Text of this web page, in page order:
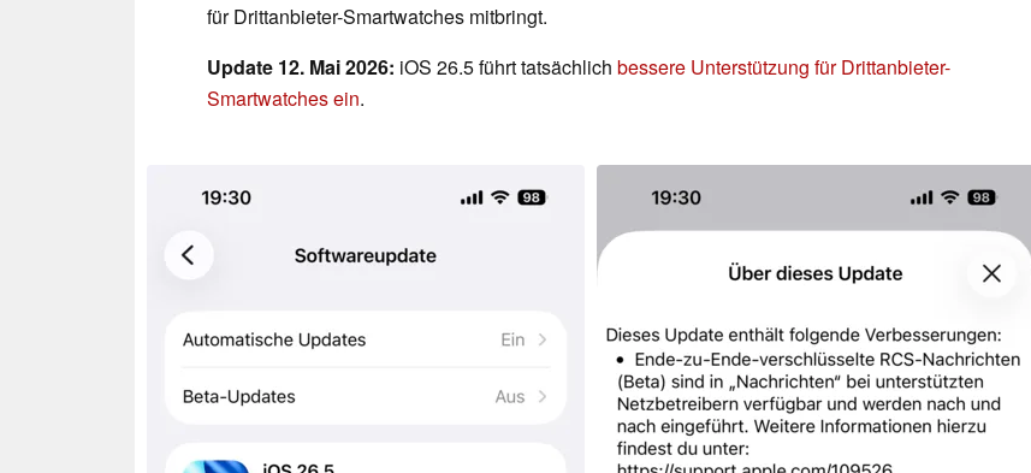
für Drittanbieter-Smartwatches mitbringt.
Update 12. Mai 2026: iOS 26.5 führt tatsächlich bessere Unterstützung für Drittanbieter-
Smartwatches ein.